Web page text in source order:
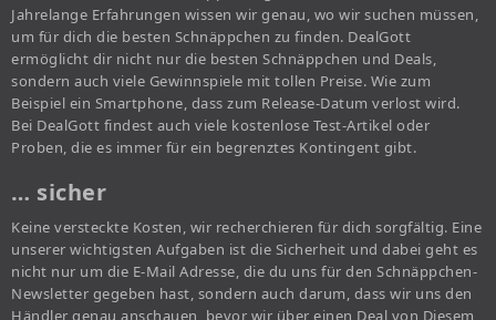
Jahrelange Erfahrungen wissen wir genau, wo wir suchen müssen,
um für dich die besten Schnäppchen zu finden. DealGott
ermöglicht dir nicht nur die besten Schnäppchen und Deals,
sondern auch viele Gewinnspiele mit tollen Preise. Wie zum
Beispiel ein Smartphone, dass zum Release-Datum verlost wird.
Bei DealGott findest auch viele kostenlose Test-Artikel oder
Proben, die es immer für ein begrenztes Kontingent gibt.
… sicher
Keine versteckte Kosten, wir recherchieren für dich sorgfältig. Eine
unserer wichtigsten Aufgaben ist die Sicherheit und dabei geht es
nicht nur um die E-Mail Adresse, die du uns für den Schnäppchen-
Newsletter gegeben hast, sondern auch darum, dass wir uns den
Händler genau anschauen, bevor wir über einen Deal von Diesem